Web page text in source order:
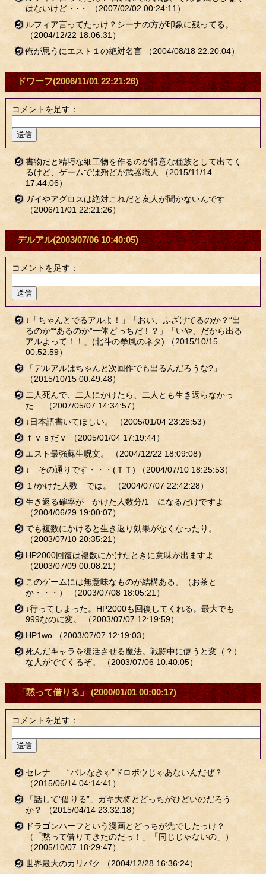
はないけど・･・
（2007/02/02 00:24:11）
ルフィア言ってたっけ？シーナの方が印象に残ってる。
（2004/12/22 18:06:31）
俺が思うにエスト１の絶対名言（2004/08/18 22:20:04）
ドワーフ(2006/11/01 22:21:26)
コメントを足す：
書物だと精巧な細工物を作るのが得意な種族として出てく
るけど、ゲームでは殆どが武器職人
（2015/11/14
17:44:06）
ガイやアグロスは絶対これだと友人が聞かないんです
（2006/11/01 22:21:26）
デルアル(2003/07/06 10:40:05)
コメントを足す：
↓「ちゃんとでるアルよ！」「おい、ふざけてるのか？“出
るのか”“あるのか”一体どっちだ！？」「いや、だから出る
アルよって！！」(北斗の拳風のネタ)
（2015/10/15
00:52:59）
「デルアルはちゃんと次回作でも出るんだろうな?」
（2015/10/15 00:49:48）
二人死んで、二人にかけたら、二人とも生き返らなかっ
た…
（2007/05/07 14:34:57）
↓日本語書いてほしい。
（2005/01/04 23:26:53）
ｆｖｓだｖ
（2005/01/04 17:19:44）
エスト最強蘇生呪文。
（2004/12/22 18:09:08）
↓ その通りです・・・(ＴＴ)
（2004/07/10 18:25:53）
１/かけた人数 では。（2004/07/07 22:42:28）
生き返る確率が かけた人数分/1 になるだけですよ
（2004/06/29 19:00:07）
でも複数にかけると生き返り効果がなくなったり。
（2003/07/10 20:35:21）
HP2000回復は複数にかけたときに意味が出ますよ
（2003/07/09 00:08:21）
このゲームには無意味なものが結構ある。（お茶と
か・・・）
（2003/07/08 18:05:21）
↓行ってしまった。HP2000も回復してくれる。最大でも
999なのに変。
（2003/07/07 12:19:59）
HP1wo
（2003/07/07 12:19:03）
死んだキャラを復活させる魔法。戦闘中に使うと変（？）
な人がでてくるぞ。
（2003/07/06 10:40:05）
「黙って借りる」(2000/01/01 00:00:17)
コメントを足す：
セレナ……“バレなきゃ”ドロボウじゃあないんだぜ？
（2015/06/14 04:14:41）
「話して“借りる”」ガキ大将とどっちがひどいのだろう
か？
（2015/04/14 23:32:18）
ドラゴンハーフという漫画とどっちが先でしたっけ？
（「黙って借りてきたのだっ！」「同じじゃないの」）
（2005/10/07 18:29:47）
世界最大のカリパク
（2004/12/28 16:36:24）